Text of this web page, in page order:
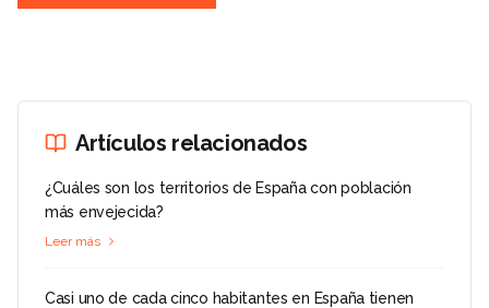
Artículos relacionados
¿Cuáles son los territorios de España con población
más envejecida?
Leer más
Casi uno de cada cinco habitantes en España tienen